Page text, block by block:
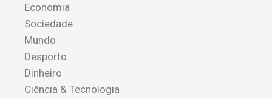
Economia
Sociedade
Mundo
Desporto
Dinheiro
Ciência & Tecnologia